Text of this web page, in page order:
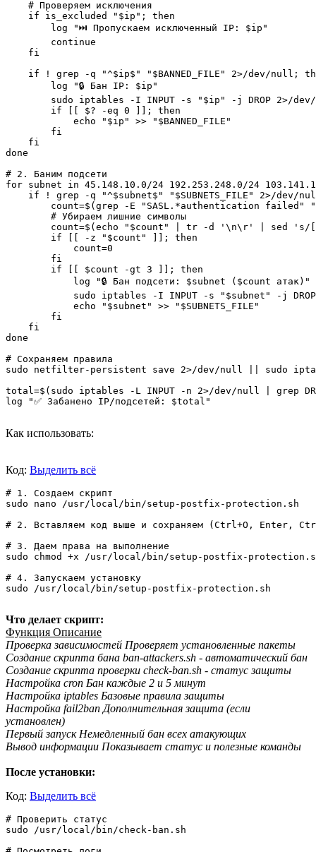
    # Проверяем исключения
    if is_excluded "$ip"; then
        log "⏭️ Пропускаем исключенный IP: $ip"
        continue
    fi
if ! grep -q "^$ip$" "$BANNED_FILE" 2>/dev/null;
        log "🔒 Бан IP: $ip"
sudo iptables -I INPUT -s "$ip" -j DROP 2>/
        if [[ $? -eq 0 ]]; then
            echo "$ip" >> "$BANNED_FILE"
        fi
    fi
done
# 2. Баним подсети
for subnet in 45.148.10.0/24 192.253.248.0/24
if ! grep -q "^$subnet$" "$SUBNETS_FILE" 2>/dev/
count=$(grep -E "SASL.*authentication failed"
        # Убираем лишние символы
count=$(echo "$count" | tr -d '\n\r' | sed 's/
        if [[ -z "$count" ]]; then
            count=0
        fi
        if [[ $count -gt 3 ]]; then
            log "🔒 Бан подсети: $subnet ($count атак)"
sudo iptables -I INPUT -s "$subnet" -j
            echo "$subnet" >> "$SUBNETS_FILE"
        fi
    fi
done
# Сохраняем правила
sudo netfilter-persistent save 2>/dev/null || sudo
total=$(sudo iptables -L INPUT -n 2>/dev/null | grep
log "✅ Забанено IP/подсетей: $total"
Как использовать:
Код: Выделить всё
# 1. Создаем скрипт
sudo nano /usr/local/bin/setup-postfix-protection.sh
# 2. Вставляем код выше и сохраняем (Ctrl+O, Enter,
# 3. Даем права на выполнение
sudo chmod +x /usr/local/bin/setup-postfix-
# 4. Запускаем установку
sudo /usr/local/bin/setup-postfix-protection.sh
Что делает скрипт:
Функция Описание
Проверка зависимостей Проверяет установленные пакеты
Создание скрипта бана ban-attackers.sh - автоматический бан
Создание скрипта проверки check-ban.sh - статус защиты
Настройка cron Бан каждые 2 и 5 минут
Настройка iptables Базовые правила защиты
Настройка fail2ban Дополнительная защита (если
установлен)
Первый запуск Немедленный бан всех атакующих
Вывод информации Показывает статус и полезные команды
После установки:
Код: Выделить всё
# Проверить статус
sudo /usr/local/bin/check-ban.sh